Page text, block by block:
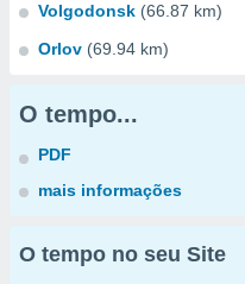
Volgodonsk (66.87 km)
Orlov (69.94 km)
O tempo...
PDF
mais informações
O tempo no seu Site